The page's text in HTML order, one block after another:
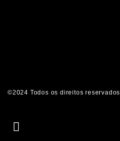
©2024 Todos os direitos reservados.